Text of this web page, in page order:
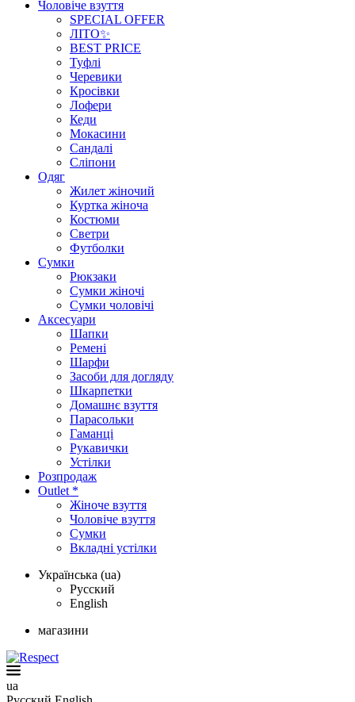
Чоловіче взуття
SPECIAL OFFER
ЛІТО✨
BEST PRICE
Туфлі
Черевики
Кросівки
Лофери
Кеди
Мокасини
Сандалі
Сліпони
Одяг
Жилет жіночий
Куртка жіноча
Костюми
Светри
Футболки
Сумки
Рюкзаки
Сумки жіночі
Сумки чоловічі
Аксеcуари
Шапки
Ремені
Шарфи
Засоби для догляду
Шкарпетки
Домашнє взуття
Парасольки
Гаманці
Рукавички
Устілки
Розпродаж
Outlet *
Жіноче взуття
Чоловіче взуття
Сумки
Вкладні устілки
Українська (ua)
Русский
English
магазини
ua